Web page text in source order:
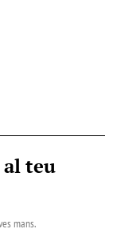
al teu
mans.